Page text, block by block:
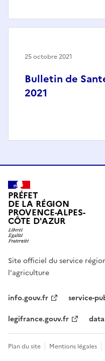
Bulletin de
2021
25 octobre 2021
PRÉFET
DE LA RÉGION
PROVENCE-ALPES-
CÔTE D'AZUR
Site officiel du service
l'agriculture
info.gouv.fr
service-
legifrance.gouv.fr
Plan du site Mentions légales